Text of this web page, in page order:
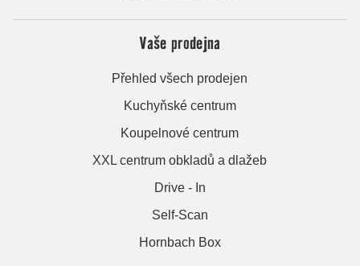
Vaše prodejna
Přehled všech prodejen
Kuchyňské centrum
Koupelnové centrum
XXL centrum obkladů a dlažeb
Drive - In
Self-Scan
Hornbach Box